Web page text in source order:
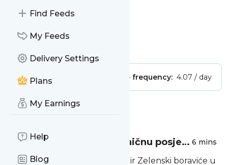
Find Feeds
My Feeds
Delivery Settings
Plans
My Earnings
Help
Blog
Publisher: Message frequency: 4.07 / day
Message History
Zelenski stiže u prvu zvaničnu posjetu
Beogradu
6 mins
Ukrajinski predsjednik Volodimir Zelenski boraviće u